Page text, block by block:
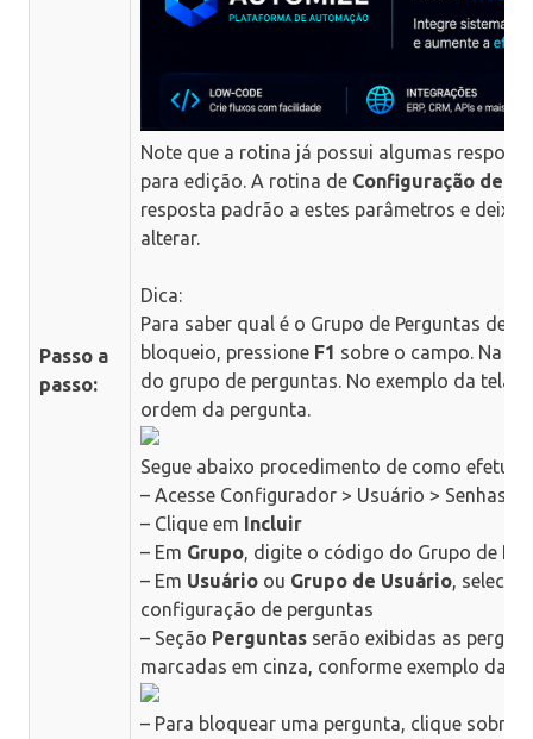
Passo a
passo:
Note que a rotina já possui algumas
para edição. A rotina de Configuração de
resposta padrão a estes parâmetros e
alterar.
Dica:
Para saber qual é o Grupo de Perguntas de
bloqueio, pressione F1 sobre o campo. Na
do grupo de perguntas. No exemplo da tela
ordem da pergunta.
Segue abaixo procedimento de como
– Acesse Configurador > Usuário > Senhas
– Clique em Incluir
– Em Grupo, digite o código do Grupo de
– Em Usuário ou Grupo de Usuário,
configuração de perguntas
– Seção Perguntas serão exibidas as
marcadas em cinza, conforme exemplo da
– Para bloquear uma pergunta, clique sobre